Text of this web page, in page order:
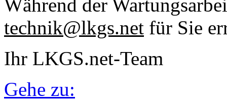
Während der
technik@lkgs.net für Sie
Ihr LKGS.net-Team
Gehe zu: